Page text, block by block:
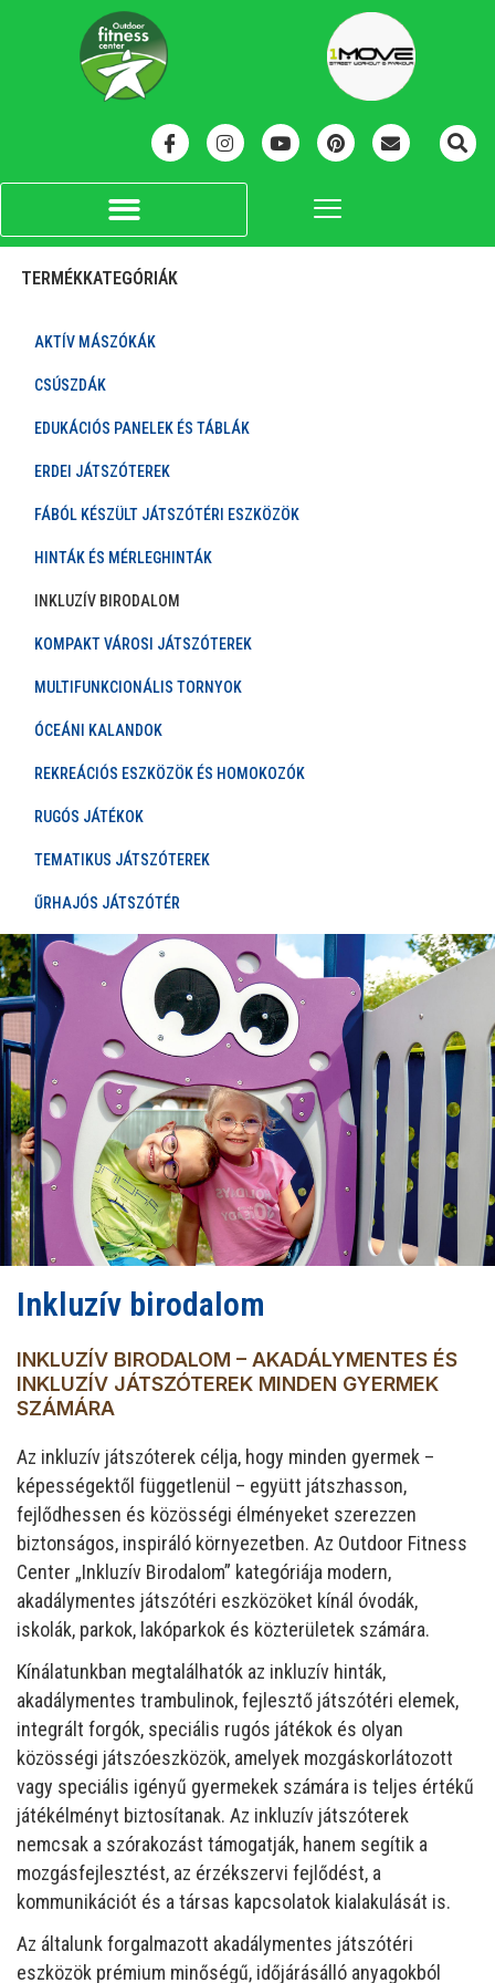
TERMÉKKATEGÓRIÁK
AKTÍV MÁSZÓKÁK
CSÚSZDÁK
EDUKÁCIÓS PANELEK ÉS TÁBLÁK
ERDEI JÁTSZÓTEREK
FÁBÓL KÉSZÜLT JÁTSZÓTÉRI ESZKÖZÖK
HINTÁK ÉS MÉRLEGHINTÁK
INKLUZÍV BIRODALOM
KOMPAKT VÁROSI JÁTSZÓTEREK
MULTIFUNKCIONÁLIS TORNYOK
ÓCEÁNI KALANDOK
REKREÁCIÓS ESZKÖZÖK ÉS HOMOKOZÓK
RUGÓS JÁTÉKOK
TEMATIKUS JÁTSZÓTEREK
ŰRHAJÓS JÁTSZÓTÉR
Inkluzív birodalom
INKLUZÍV BIRODALOM – AKADÁLYMENTES ÉS
INKLUZÍV JÁTSZÓTEREK MINDEN GYERMEK
SZÁMÁRA
Az inkluzív játszóterek célja, hogy minden gyermek –
képességektől függetlenül – együtt játszhasson,
fejlődhessen és közösségi élményeket szerezzen
biztonságos, inspiráló környezetben. Az Outdoor Fitness
Center „Inkluzív Birodalom” kategóriája modern,
akadálymentes játszótéri eszközöket kínál óvodák,
iskolák, parkok, lakóparkok és közterületek számára.
Kínálatunkban megtalálhatók az inkluzív hinták,
akadálymentes trambulinok, fejlesztő játszótéri elemek,
integrált forgók, speciális rugós játékok és olyan
közösségi játszóeszközök, amelyek mozgáskorlátozott
vagy speciális igényű gyermekek számára is teljes értékű
játékélményt biztosítanak. Az inkluzív játszóterek
nemcsak a szórakozást támogatják, hanem segítik a
mozgásfejlesztést, az érzékszervi fejlődést, a
kommunikációt és a társas kapcsolatok kialakulását is.
Az általunk forgalmazott akadálymentes játszótéri
eszközök prémium minőségű, időjárásálló anyagokból